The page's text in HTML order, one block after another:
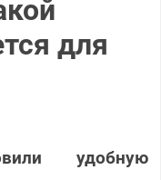
для
удобную